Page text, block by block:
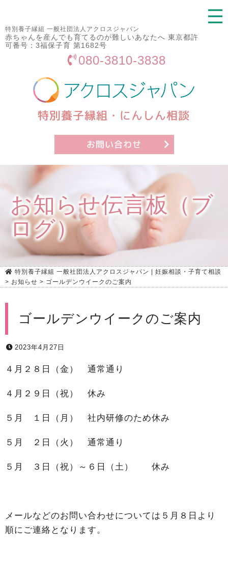
特別養子縁組 一般社団法人アクロスジャパン
赤ちゃんを産んでも育てるのが難しいあなたへ 東京都許
可番号：3福保子育 第1682号
080-3810-3838
特別養子縁組・にんしん相談
お問い合わせ
お知らせ伝言板（ブ
ログ）
特別養子縁組 一般社団法人アクロスジャパン | 妊娠相談・子育て相談
> お知らせ > ゴールデンウイークのご案内
ゴールデンウイークのご案内
2023年4月27日
４月２８日（金） 通常通り
４月２９日（祝） 休み
５月 １日（月） 社内研修のため休み
５月 ２日（火） 通常通り
５月 ３日（祝）～６日（土） 休み
メールなどのお問い合わせについては５月８日より
順にご連絡となります。